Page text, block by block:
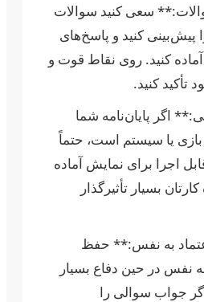
سعی کنید سوالات
پیش‌بینی کنید و پاسخ‌های
کنید. روی نقاط قوت و
تأکید کنید.
اگر پایان‌نامه شما
یا سیستم است، حتماً
اجرا برای نمایش آماده
بسیار تأثیرگذار
به نفس:** حفظ
نفس در حین دفاع بسیار
جواب سوالی را